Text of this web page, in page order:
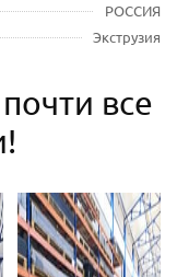
РОССИЯ
Экструзия
все